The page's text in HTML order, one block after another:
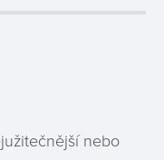
nebo